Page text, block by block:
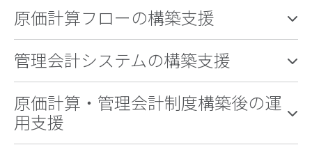
原価計算フローの構築支援
管理会計システムの構築支援
原価計算・管理会計制度構築後の運
用支援